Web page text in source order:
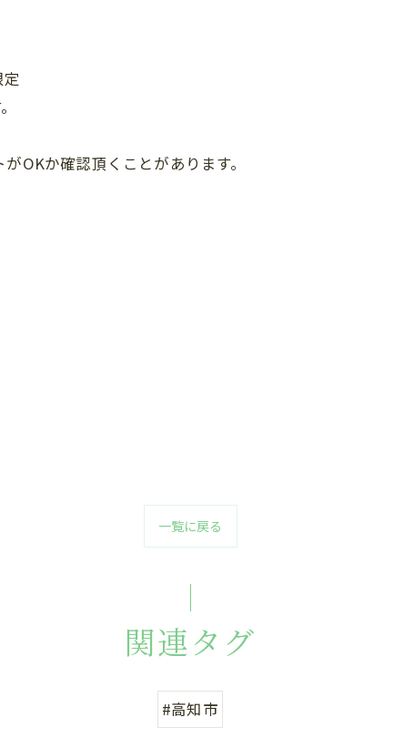
OKか確認頂くことがあります。
一覧に戻る
関連タグ
#高知市